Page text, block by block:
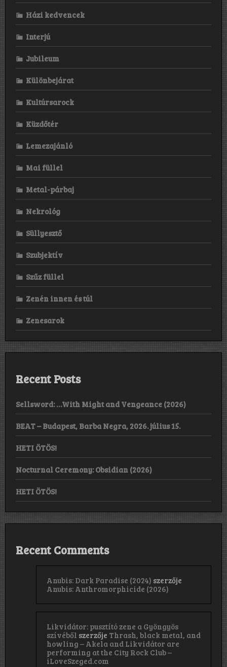
Házi kedvencek
Interjú
Jubileum
Különbejárat
Kultúrsarock
Küzdőtér
Lemezajánló
Mai füllel
Metal-párbaj
Nekrológ
Süllyesztő
Szubjektív
Szűz füllel
Zenén innen és túl
Zenesarok
Recent Posts
Sellsword: …With Might and Vengeance (2026)
BEAT – Budapest, Barba Negra, 2026. július 15.
HETI ÖTÖS!
Nocturnal Ceremony: Obsidian (2026)
HETI ÖTÖS!
Recent Comments
Anubis: Dark Paradise (2024) szerzője
Anubis: Anthromorphicide (2026)
Likvidátor: pusztító zene a Gyöngyös
szívéből szerzője Thrash, black metal, and
howling – Akela and Likvidátor are
performing at the City Rock Club –
iLoveSzeged.com